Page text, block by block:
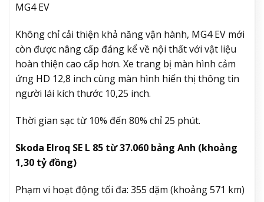
MG4 EV
Không chỉ cải thiện khả năng vận hành, MG4 EV mới
còn được nâng cấp đáng kể về nội thất với vật liệu
hoàn thiện cao cấp hơn. Xe trang bị màn hình cảm
ứng HD 12,8 inch cùng màn hình hiển thị thông tin
người lái kích thước 10,25 inch.
Thời gian sạc từ 10% đến 80% chỉ 25 phút.
Skoda Elroq SE L 85 từ 37.060 bảng Anh (khoảng
1,30 tỷ đồng)
Phạm vi hoạt động tối đa: 355 dặm (khoảng 571 km)